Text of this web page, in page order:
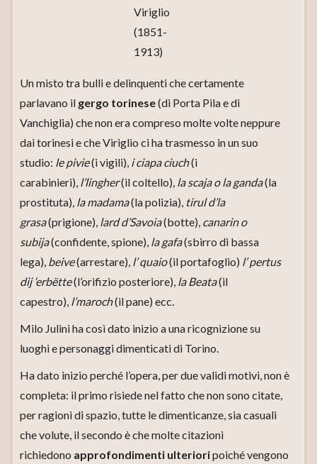
Viriglio
(1851-
1913)
Un misto tra bulli e delinquenti che certamente
parlavano il gergo torinese(di Porta Pila e di
Vanchiglia) che non era compreso molte volte neppure
dai torinesi e che Viriglio ci ha trasmesso in un suo
studio: le pivie(i vigili), i ciapa ciuch(i
carabinieri), l’lingher(il coltello), la scaja o la ganda(la
prostituta), la madama(la polizia), tirul d’la
grasa(prigione), lard d’Savoia(botte), canarin o
subija(confidente, spione), la gafa(sbirro di bassa
lega), beive(arrestare), l’ quaio(il portafoglio) l’ pertus
dij ‘erbëtte(l’orifizio posteriore), la Beata(il
capestro), l’maroch(il pane) ecc.
Milo Julini ha così dato inizio a una ricognizione su
luoghi e personaggi dimenticati di Torino.
Ha dato inizio perché l’opera, per due validi motivi, non è
completa: il primo risiede nel fatto che non sono citate,
per ragioni di spazio, tutte le dimenticanze, sia casuali
che volute, il secondo è che molte citazioni
richiedono approfondimenti ulterioripoiché vengono